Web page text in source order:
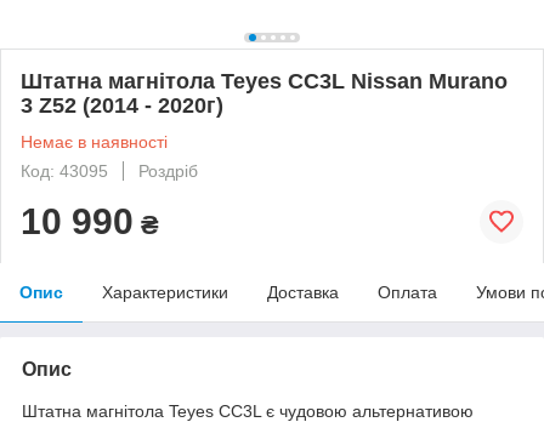
Штатна магнітола Teyes CC3L Nissan Murano
3 Z52 (2014 - 2020г)
Немає в наявності
Код: 43095
Роздріб
10 990 ₴
Опис Характеристики Доставка Оплата Умови
Опис
Штатна магнітола Teyes CC3L є чудовою альтернативою